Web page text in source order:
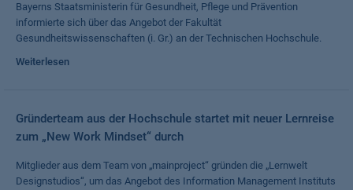
Bayerns Staatsministerin für Gesundheit, Pflege und Prävention
informierte sich über das Angebot der Fakultät
Gesundheitswissenschaften (i. Gr.) an der Technischen Hochschule.
Weiterlesen
Gründerteam aus der Hochschule startet mit neuer Lernreise
zum „New Work Mindset“ durch
Mitglieder aus dem Team von „mainproject“ gründen die „Lernwelt
Designstudios“, um das Angebot des Information Management Instituts